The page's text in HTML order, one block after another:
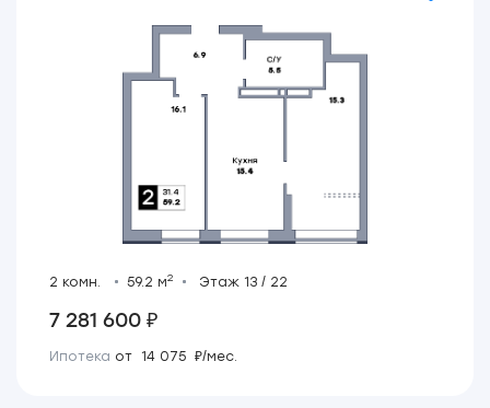
2 комн. 59.2 м2 Этаж 13 / 22
7 281 600 ₽
Ипотека от 14 075 ₽/мес.